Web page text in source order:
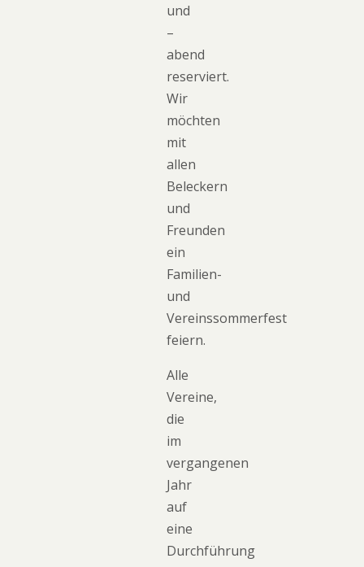
und
–
abend
reserviert.
Wir
möchten
mit
allen
Beleckern
und
Freunden
ein
Familien-
und
Vereinssommerfest
feiern.
Alle
Vereine,
die
im
vergangenen
Jahr
auf
eine
Durchführung